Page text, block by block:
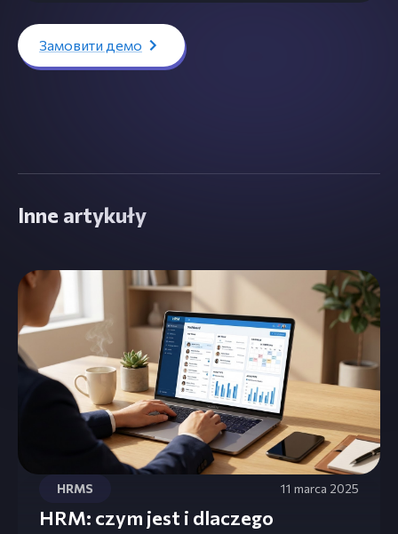
Замовити демо
Inne artykuły
HRMS 11 marca 2025
HRM: czym jest i dlaczego